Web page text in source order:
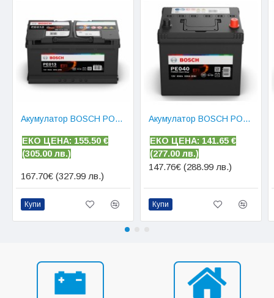
Акумулатор BOSCH POWER EFB 95 AH
ЕКО ЦЕНА: 155.50 €
(305.00 лв.)
167.70€ (327.99 лв.)
Купи
Акумулатор BOSCH POWER EFB 60 AH JIS R+
ЕКО ЦЕНА: 141.65 €
(277.00 лв.)
147.76€ (288.99 лв.)
Купи